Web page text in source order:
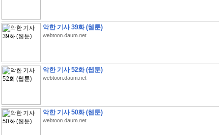
악한 기사 39화 (웹툰)
webtoon.daum.net
악한 기사 52화 (웹툰)
webtoon.daum.net
악한 기사 50화 (웹툰)
webtoon.daum.net